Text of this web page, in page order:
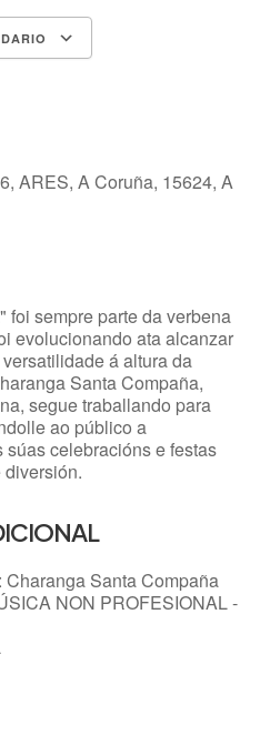
ARES, A Coruña, 15624, A
foi sempre parte da verbena
evolucionando ata alcanzar
á altura da
Santa Compaña,
segue traballando para
ao público a
celebracións e festas
Charanga Santa Compaña
NON PROFESIONAL -